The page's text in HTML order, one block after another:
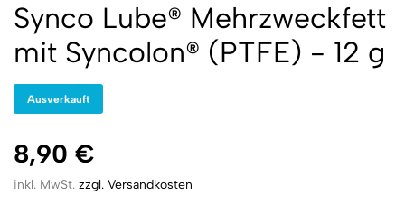
Synco Lube® Mehrzweckfett
mit Syncolon® (PTFE) - 12 g
Ausverkauft
8,90 €
inkl. MwSt. zzgl. Versandkosten